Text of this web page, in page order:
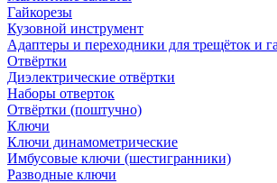
Гайкорезы
Кузовной инструмент
Адаптеры и переходники для трещёток и
Отвёртки
Диэлектрические отвёртки
Наборы отверток
Отвёртки (поштучно)
Ключи
Ключи динамометрические
Имбусовые ключи (шестигранники)
Разводные ключи